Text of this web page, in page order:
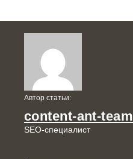
Автор статьи:
content-ant-team
SEO-специалист